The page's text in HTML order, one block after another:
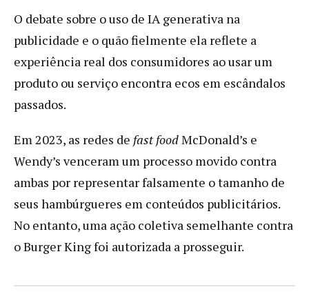
O debate sobre o uso de IA generativa na
publicidade e o quão fielmente ela reflete a
experiência real dos consumidores ao usar um
produto ou serviço encontra ecos em escândalos
passados.
Em 2023, as redes de fast foodMcDonald’s e
Wendy’s venceram um processo movido contra
ambas por representar falsamente o tamanho de
seus hambúrgueres em conteúdos publicitários.
No entanto, uma ação coletiva semelhante contra
o Burger King foi autorizada a prosseguir.